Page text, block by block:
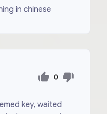
in chinese
0
key, waited